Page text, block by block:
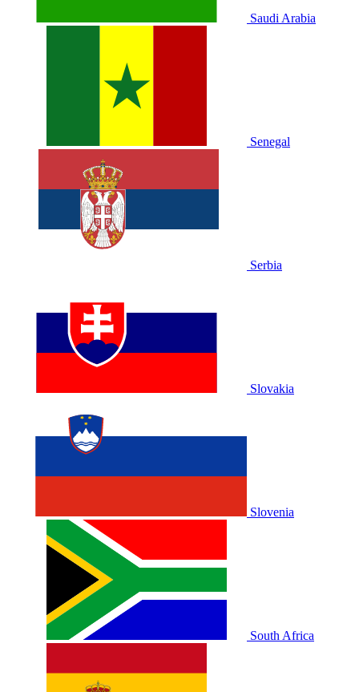
Saudi Arabia
Senegal
Serbia
Slovakia
Slovenia
South Africa